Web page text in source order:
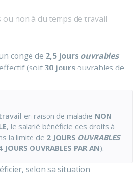
ou non à du temps de travail
congé de 2,5 jours ouvrables
(soit30 joursouvrables de
en raison de maladie NON
, le salarié bénéficie des droits à
la limite de 2 JOURS OUVRABLES
JOURS OUVRABLES PAR AN).
selon sa situation